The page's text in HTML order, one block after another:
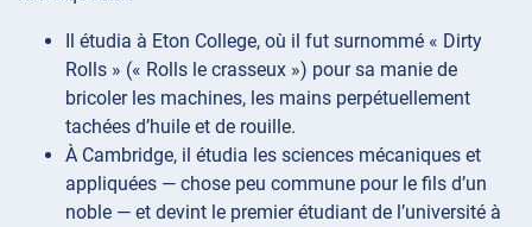
Il étudia à Eton College, où il fut surnommé « Dirty
Rolls » (« Rolls le crasseux ») pour sa manie de
bricoler les machines, les mains perpétuellement
tachées d’huile et de rouille.
À Cambridge, il étudia les sciences mécaniques et
appliquées — chose peu commune pour le fils d’un
noble — et devint le premier étudiant de l’université à